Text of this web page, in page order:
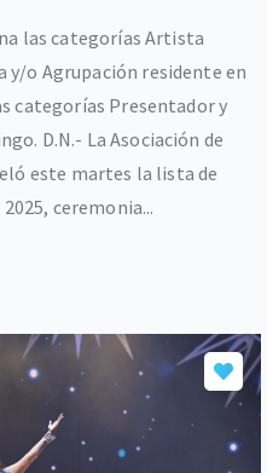
las categorías Artista
y/o Agrupación residente en
categorías Presentador y
D.N.- La Asociación de
este martes la lista de
ceremonia...